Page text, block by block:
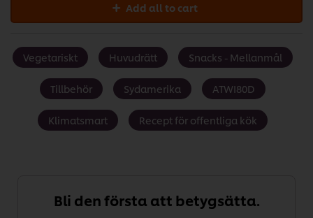
Add all to cart
Vegetariskt Huvudrätt Snacks - Mellanmål
Tillbehör Sydamerika ATWI80D
Klimatsmart Recept för offentliga kök
Bli den första att betygsätta.